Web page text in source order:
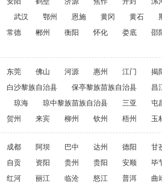
武汉 鄂州 恩施 黄冈 黄石
常德 郴州 衡阳 怀化 娄底 邵
东莞 佛山 河源 惠州 江门
揭
白沙黎族自治县 保亭黎族苗族自治县
昌
琼海 琼中黎族苗族自治县 三亚
屯
贺州 来宾 柳州 钦州 梧州 玉
成都 阿坝 巴中 达州 德阳
甘
自贡 资阳 贵州 贵阳 安顺
毕
红河 丽江 临沧 怒江 普洱 曲